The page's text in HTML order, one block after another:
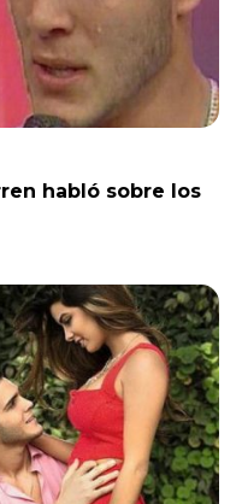
habló sobre los